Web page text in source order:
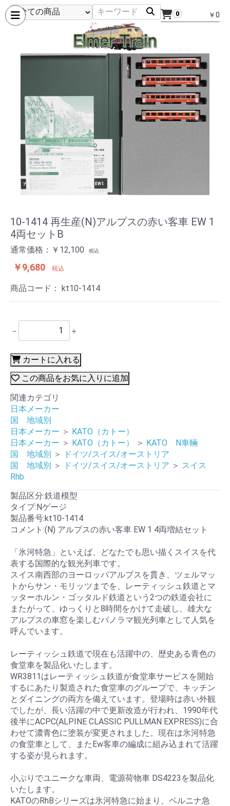
0 ￥0
10-1414 再生産(N)アルプスの赤い客車 EW 1
4両セットB
通常価格：￥12,100 税込
￥9,680 税込
商品コード： kt10-1414
－ ＋
カートに入れる
この商品をお気に入りに追加
関連カテゴリ
日本メーカー
国 地域別
日本メーカー ＞ KATO（カトー）
日本メーカー ＞ KATO（カトー） ＞ KATO N車輛
国 地域別 ＞
ドイツ/スイス/オーストリア
国 地域別 ＞ ドイツ/スイス/オーストリア ＞ スイス
Rhb
製品区分:鉄道模型
タイプ:Nゲージ
製品番号:kt10-1414
コメント:(N) アルプスの赤い客車 EW 1 4両増結セット
「氷河特急」といえば、どなたでも思い描くスイスを代
表する国際的な観光列車です。
スイス南西部のヨーロッパアルプスを貫き、ツェルマッ
トからサン・モリッツまでを、レーティッシュ鉄道とマ
ッターホルン・ゴッタルド鉄道という2つの鉄道会社に
またがって、ゆっくりと8時間をかけて走破し、雄大な
アルプスの車窓を楽しむパノラマ観光列車として人気を
呼んでいます。
レーティッシュ鉄道で現在も活躍中の、歴史ある青色の
食堂車を製品化いたします。
WR3811はレーティッシュ鉄道が食堂車サービスを開始
するにあたり製造された食堂車のグループで、キッチン
とダイニングの両方を備えています。登場時は赤い外観
でしたが、長い活躍の中で更新改造が行われ、1990年代
後半にACPC(ALPINE CLASSIC PULLMAN EXPRESS)に合
わせて濃青色に塗装が変更されました。現在は氷河特急
の食堂車として、またEw客車の編成に組み込まれて活躍
する姿が見られます。
小ぶりでユニークな車両、電源荷物車 DS4223を製品化
いたします。
KATOのRhBシリーズは氷河特急に始まり、ベルニナ急